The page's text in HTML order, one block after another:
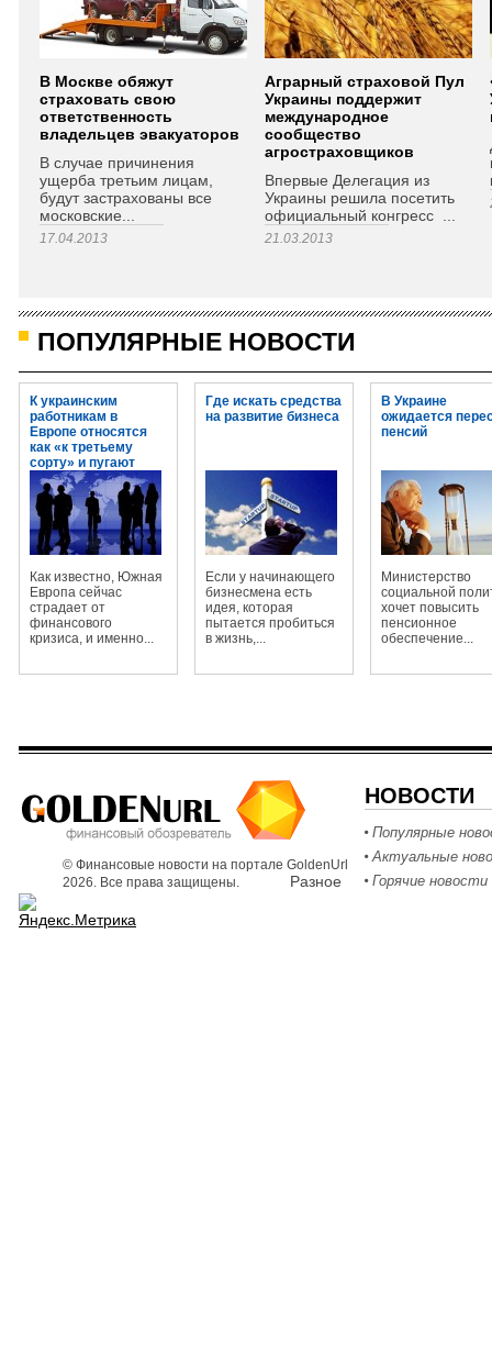
В Москве обяжут
страховать свою
ответственность
владельцев эвакуаторов
В случае причинения
ущерба третьим лицам,
будут застрахованы все
московские...
17.04.2013
Аграрный страховой Пул
Украины поддержит
международное
сообщество
агростраховщиков
Впервые Делегация из
Украины решила посетить
официальный конгресс ...
21.03.2013
ПОПУЛЯРНЫЕ НОВОСТИ
К украинским
работникам в
Европе относятся
как «к третьему
сорту» и пугают
огромными
штрафами
Как известно, Южная
Европа сейчас
страдает от
финансового
кризиса, и именно...
Где искать средства
на развитие бизнеса
Если у начинающего
бизнесмена есть
идея, которая
пытается пробиться
в жизнь,...
В Украине
ожидается
пенсий
Министерство
социальной
хочет повысить
пенсионное
обеспечение...
© Финансовые новости на портале GoldenUrl
2026. Все права защищены.
Разное
НОВОСТИ
Популярные
Актуальные
Горячие новости